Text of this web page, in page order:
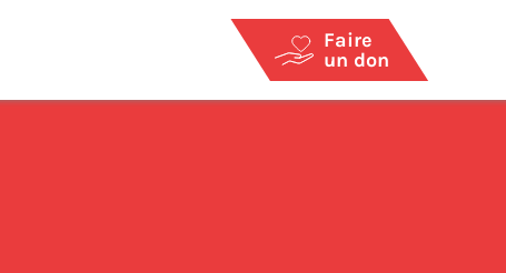
Faire
un don